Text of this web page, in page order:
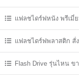
แฟลชไดร์ฟหนัง พรีเมี่ย
แฟลชไดร์ฟพลาสติก สั่
สกรีนFlash Drive รุ่นไหน ข